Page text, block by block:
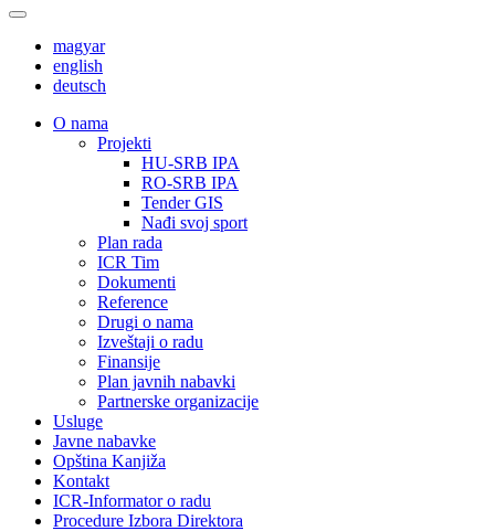
magyar
english
deutsch
О nama
Projekti
HU-SRB IPA
RO-SRB IPA
Tender GIS
Nađi svoj sport
Plan rada
ICR Tim
Dokumenti
Reference
Drugi o nama
Izveštaji o radu
Finansije
Plan javnih nabavki
Partnerske organizacije
Usluge
Javne nabavke
Opština Kanjiža
Kontakt
ICR-Informator o radu
Procedure Izbora Direktora